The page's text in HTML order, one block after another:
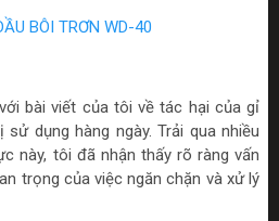
BÔI TRƠN WD-40
bài viết của tôi về tác hại của gỉ
dụng hàng ngày. Trải qua nhiều
này, tôi đã nhận thấy rõ ràng vấn
trọng của việc ngăn chặn và xử lý